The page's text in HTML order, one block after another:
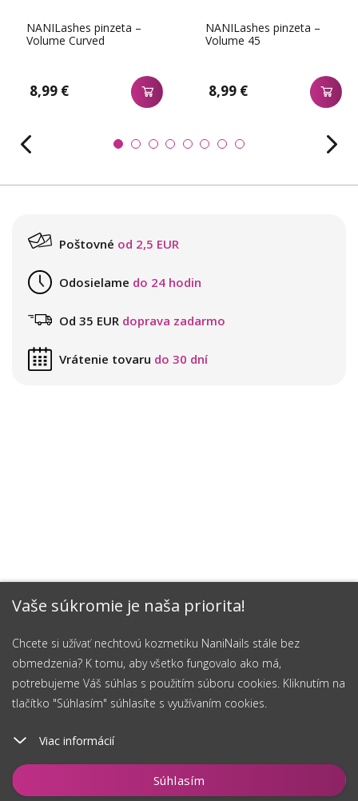
Vaše súkromie je naša priorita!
Chcete si užívať nechtovú kozmetiku NaniNails stále bez
obmedzenia? K tomu, aby všetko fungovalo ako má,
potrebujeme Váš súhlas s použitím súboru cookies. Kliknutím na
tlačítko "Súhlasím" súhlasíte s využívaním cookies.
Viac informácií
Súhlasím
Vložiť do košíka
NANILashes pinzeta –
Volume Curved
8,99 €
NANILashes pinzeta –
Volume 45
8,99 €
Poštovné od 2,5 EUR
Odosielame do 24 hodin
Od 35 EUR doprava zadarmo
Vrátenie tovaru do 30 dní